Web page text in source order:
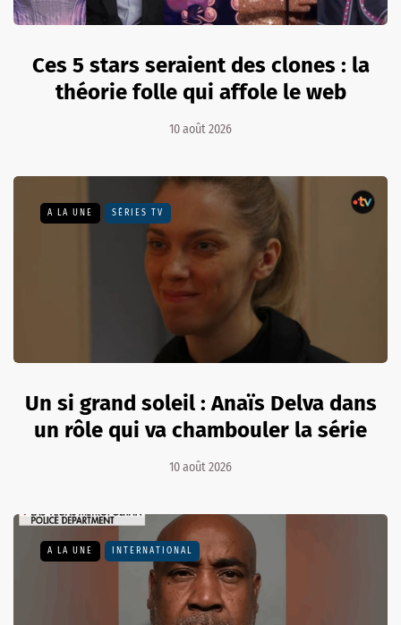
Ces 5 stars seraient des clones : la
théorie folle qui affole le web
10 août 2026
A LA UNE SÉRIES TV
Un si grand soleil : Anaïs Delva dans
un rôle qui va chambouler la série
10 août 2026
A LA UNE INTERNATIONAL